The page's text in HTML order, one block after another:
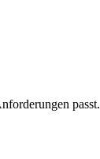
passt.